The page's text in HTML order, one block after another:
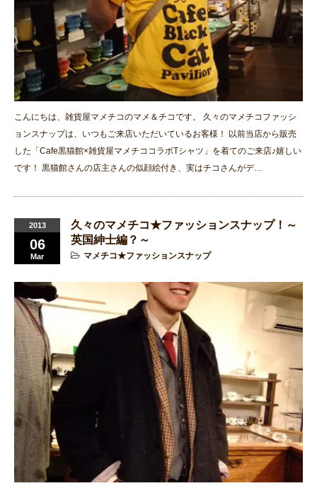
こんにちは、雑貨屋マメチコのマメ＆チコです。 久々のマメチコファッシ
ョンスナップは、いつもご来店いただいているお客様！ 以前当店から販売
した「Cafe黒猫館×雑貨屋マメチココラボTシャツ」を着てのご来店♪嬉しい
です！ 黒猫館さんの店主さんの似顔絵付き、実はチコさんがデ…
2013
06
Mar
久々のマメチコ★ファッションスナップ！～
英国紳士編？～
マメチコ★ファッションスナップ